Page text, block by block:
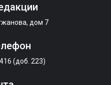
дом 7
(доб. 223)